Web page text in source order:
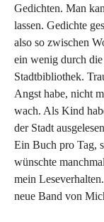
Gedichten. Man
lassen. Gedichte
also so zwischen
ein wenig durch
Stadtbibliothek.
Angst habe, nicht
wach. Als Kind
der Stadt
Ein Buch pro Tag,
wünschte
mein
neue Band von